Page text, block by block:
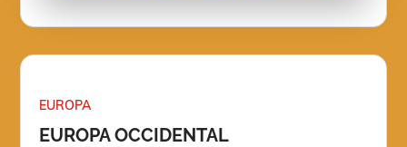
EUROPA
EUROPA OCCIDENTAL